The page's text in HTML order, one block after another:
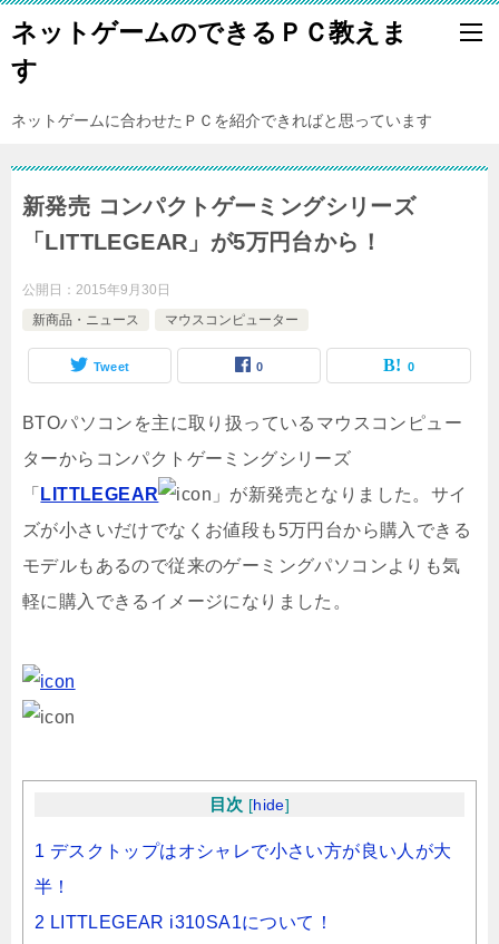
ネットゲームのできるＰＣ教えま
す
ネットゲームに合わせたＰＣを紹介できればと思っています
新発売 コンパクトゲーミングシリーズ
「LITTLEGEAR」が5万円台から！
公開日： 2015年9月30日
新商品・ニュース
マウスコンピューター
Tweet 0 0
BTOパソコンを主に取り扱っているマウスコンピュー
ターからコンパクトゲーミングシリーズ
「 LITTLEGEAR
」が新発売となりました。サイ
ズが小さいだけでなくお値段も5万円台から購入できる
モデルもあるので従来のゲーミングパソコンよりも気
軽に購入できるイメージになりました。
目次 [hide]
1 デスクトップはオシャレで小さい方が良い人が大
半！
2 LITTLEGEAR i310SA1について！